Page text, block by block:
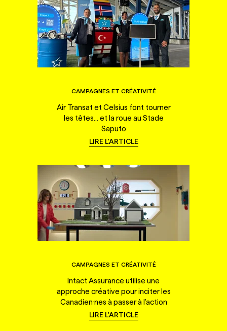
CAMPAGNES ET CRÉATIVITÉ
Air Transat et Celsius font tourner
les têtes... et la roue au Stade
Saputo
LIRE L'ARTICLE
CAMPAGNES ET CRÉATIVITÉ
Intact Assurance utilise une
approche créative pour inciter les
Canadien·nes à passer à l'action
LIRE L'ARTICLE